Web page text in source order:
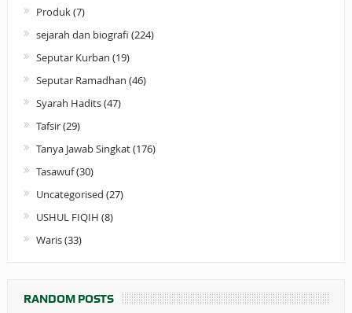
Produk(7)
sejarah dan biografi (224)
Seputar Kurban (19)
Seputar Ramadhan (46)
Syarah Hadits(47)
Tafsir(29)
Tanya Jawab Singkat(176)
Tasawuf(30)
Uncategorised (27)
USHUL FIQIH (8)
Waris(33)
RANDOM POSTS